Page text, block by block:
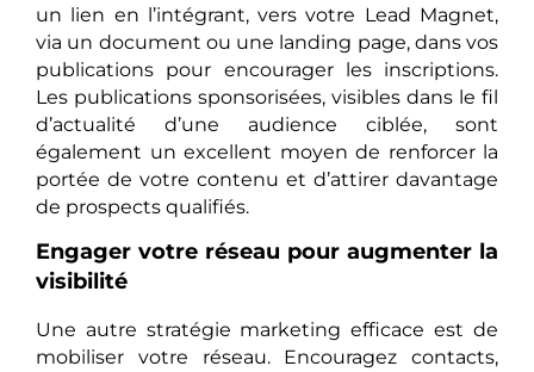
un lien en l’intégrant, vers votre Lead Magnet,
via un document ou une landing page, dans vos
publications pour encourager les inscriptions.
Les publications sponsorisées, visibles dans le fil
d’actualité d’une audience ciblée, sont
également un excellent moyen de renforcer la
portée de votre contenu et d’attirer davantage
de prospects qualifiés.
Engager votre réseau pour augmenter la
visibilité
Une autre stratégie marketing efficace est de
mobiliser votre réseau. Encouragez contacts,